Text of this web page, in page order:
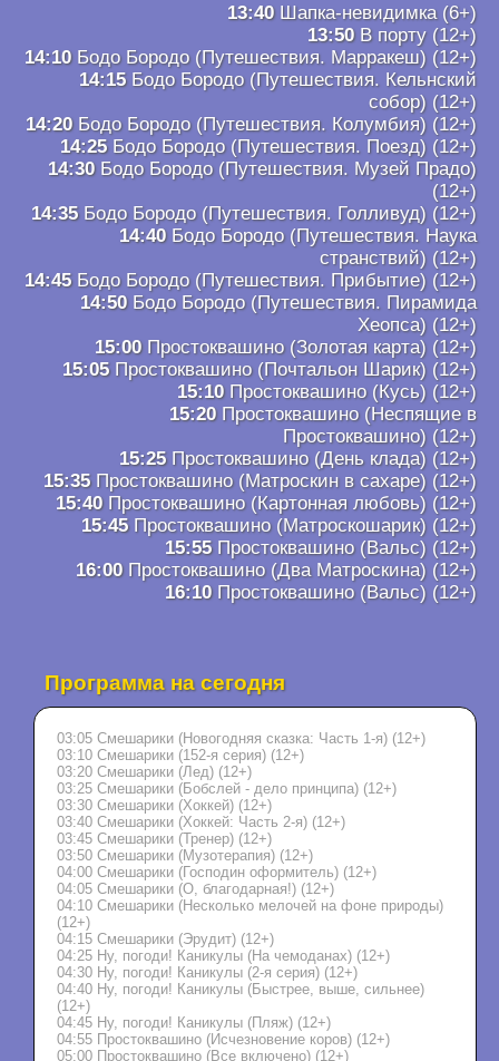
13:40Шапка-невидимка (6+)
13:50В порту (12+)
14:10Бодо Бородо (Путешествия. Марракеш) (12+)
14:15Бодо Бородо (Путешествия. Кельнский
собор) (12+)
14:20Бодо Бородо (Путешествия. Колумбия) (12+)
14:25Бодо Бородо (Путешествия. Поезд) (12+)
14:30Бодо Бородо (Путешествия. Музей Прадо)
(12+)
14:35Бодо Бородо (Путешествия. Голливуд) (12+)
14:40Бодо Бородо (Путешествия. Наука
странствий) (12+)
14:45Бодо Бородо (Путешествия. Прибытие) (12+)
14:50Бодо Бородо (Путешествия. Пирамида
Хеопса) (12+)
15:00Простоквашино (Золотая карта) (12+)
15:05Простоквашино (Почтальон Шарик) (12+)
15:10Простоквашино (Кусь) (12+)
15:20Простоквашино (Неспящие в
Простоквашино) (12+)
15:25Простоквашино (День клада) (12+)
15:35Простоквашино (Матроскин в сахаре) (12+)
15:40Простоквашино (Картонная любовь) (12+)
15:45Простоквашино (Матроскошарик) (12+)
15:55Простоквашино (Вальс) (12+)
16:00Простоквашино (Два Матроскина) (12+)
16:10Простоквашино (Вальс) (12+)
Программа на сегодня
03:05 Смешарики (Новогодняя сказка: Часть 1-я) (12+)
03:10 Смешарики (152-я серия) (12+)
03:20 Смешарики (Лед) (12+)
03:25 Смешарики (Бобслей - дело принципа) (12+)
03:30 Смешарики (Хоккей) (12+)
03:40 Смешарики (Хоккей: Часть 2-я) (12+)
03:45 Смешарики (Тренер) (12+)
03:50 Смешарики (Музотерапия) (12+)
04:00 Смешарики (Господин оформитель) (12+)
04:05 Смешарики (О, благодарная!) (12+)
04:10 Смешарики (Несколько мелочей на фоне природы)
(12+)
04:15 Смешарики (Эрудит) (12+)
04:25 Ну, погоди! Каникулы (На чемоданах) (12+)
04:30 Ну, погоди! Каникулы (2-я серия) (12+)
04:40 Ну, погоди! Каникулы (Быстрее, выше, сильнее)
(12+)
04:45 Ну, погоди! Каникулы (Пляж) (12+)
04:55 Простоквашино (Исчезновение коров) (12+)
05:00 Простоквашино (Все включено) (12+)